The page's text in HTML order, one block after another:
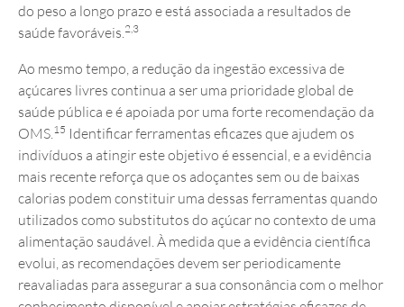
do peso a longo prazo e está associada a resultados de
saúde favoráveis. 2,3
Ao mesmo tempo, a redução da ingestão excessiva de
açúcares livres continua a ser uma prioridade global de
saúde pública e é apoiada por uma forte recomendação da
OMS. 15 Identificar ferramentas eficazes que ajudem os
indivíduos a atingir este objetivo é essencial, e a evidência
mais recente reforça que os adoçantes sem ou de baixas
calorias podem constituir uma dessas ferramentas quando
utilizados como substitutos do açúcar no contexto de uma
alimentação saudável. À medida que a evidência científica
evolui, as recomendações devem ser periodicamente
reavaliadas para assegurar a sua consonância com o melhor